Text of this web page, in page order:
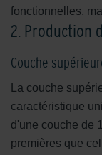
fonctionnelles,
2. Production
Couche
La couche
caractéristique
d'une couche de
premières que